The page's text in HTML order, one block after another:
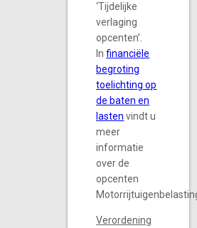
‘Tijdelijke
verlaging
opcenten’.
Infinanciële
begroting
toelichting op
de baten en
lasten vindt u
meer
informatie
over de
opcenten
Verordening